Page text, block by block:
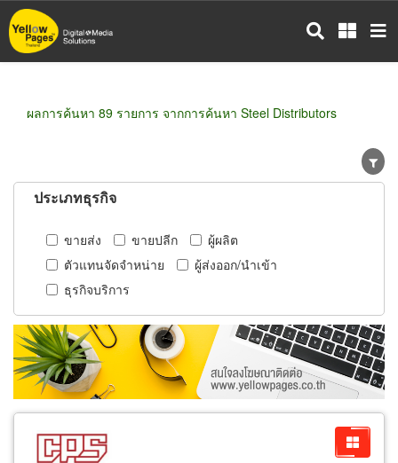
ข้าม
ไป
ผลการค้นหา 89 รายการ จากการค้นหา Steel Distributors
ประเภทธุรกิจ
ขายส่ง ขายปลีก
ผู้ผลิต
ตัวแทนจัดจำหน่าย
ผู้ส่งออก/นำเข้า
ธุรกิจบริการ